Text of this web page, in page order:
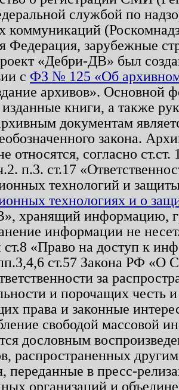
службой по
коммуникаций
Федерация, зарубежные
«Дебри-ДВ» был
с ФЗ № 125 «Об
архивов». Основной
книги, а также
документам
закона.
относятся, согласно
п.3. ст.17
технологий и
технологиях и о
хранящий информацию,
информации не
ст.8 «Право на доступ к
ст.57 Закона РФ «О
за
и порочащих честь
права и законные
свободой массовой
дословным
распространенных
переданные в пресс-
организаций и